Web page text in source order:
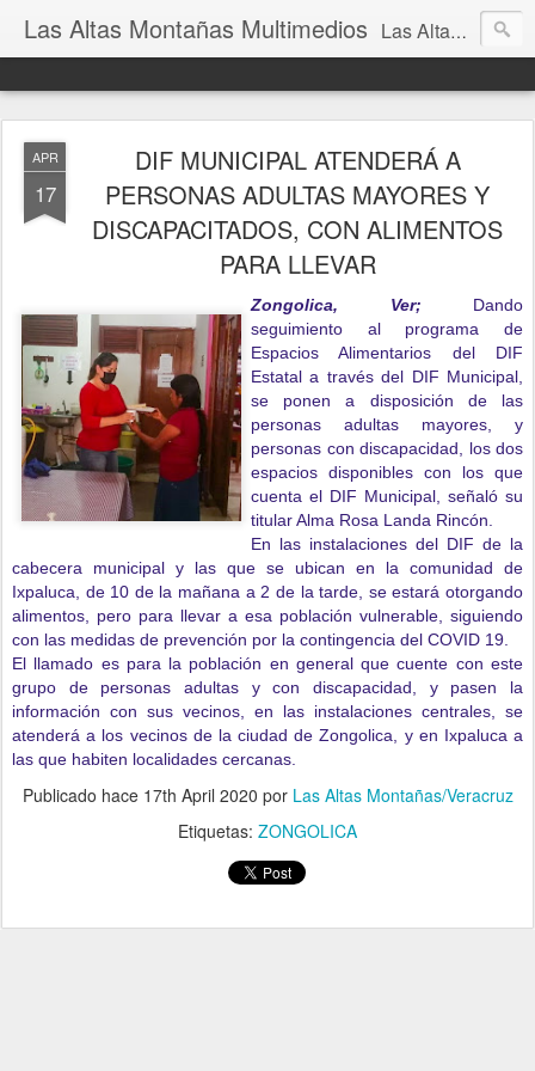
Las Altas Montañas Multimedios Las Altas Montañas Multimedios
APR
17
DIF MUNICIPAL ATENDERÁ A
PERSONAS ADULTAS MAYORES Y
DISCAPACITADOS, CON ALIMENTOS
PARA LLEVAR
Zongolica, Ver; Dando
seguimiento al programa de
Espacios Alimentarios del DIF
Estatal a través del DIF Municipal,
se ponen a disposición de las
personas adultas mayores, y
personas con discapacidad, los dos
espacios disponibles con los que
cuenta el DIF Municipal, señaló su
titular Alma Rosa Landa Rincón.
En las instalaciones del DIF de la
cabecera municipal y las que se ubican en la comunidad de
Ixpaluca, de 10 de la mañana a 2 de la tarde, se estará otorgando
alimentos, pero para llevar a esa población vulnerable, siguiendo
con las medidas de prevención por la contingencia del COVID 19.
El llamado es para la población en general que cuente con este
grupo de personas adultas y con discapacidad, y pasen la
información con sus vecinos, en las instalaciones centrales, se
atenderá a los vecinos de la ciudad de Zongolica, y en Ixpaluca a
las que habiten localidades cercanas.
Publicado hace 17th April 2020 por Las Altas Montañas/Veracruz
Etiquetas: ZONGOLICA